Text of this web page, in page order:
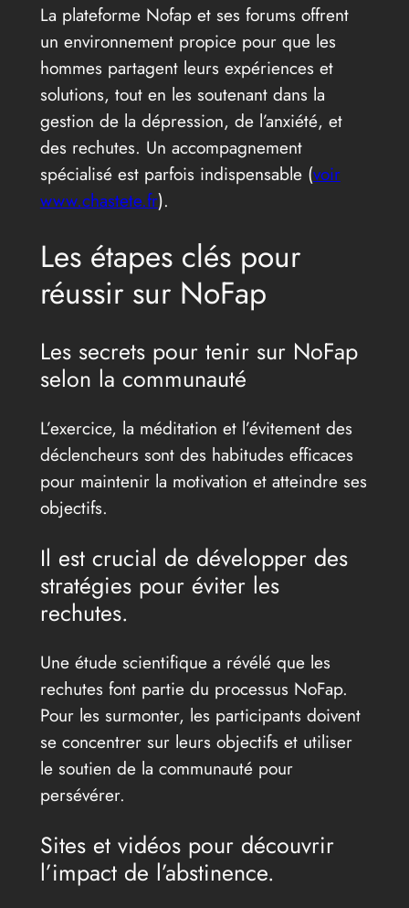
La plateforme Nofap et ses forums offrent
un environnement propice pour que les
hommes partagent leurs expériences et
solutions, tout en les soutenant dans la
gestion de la dépression, de l’anxiété, et
des rechutes. Un accompagnement
spécialisé est parfois indispensable (voir
www.chastete.fr).
Les étapes clés pour
réussir sur NoFap
Les secrets pour tenir sur NoFap
selon la communauté
L’exercice, la méditation et l’évitement des
déclencheurs sont des habitudes efficaces
pour maintenir la motivation et atteindre ses
objectifs.
Il est crucial de développer des
stratégies pour éviter les
rechutes.
Une étude scientifique a révélé que les
rechutes font partie du processus NoFap.
Pour les surmonter, les participants doivent
se concentrer sur leurs objectifs et utiliser
le soutien de la communauté pour
persévérer.
Sites et vidéos pour découvrir
l’impact de l’abstinence.